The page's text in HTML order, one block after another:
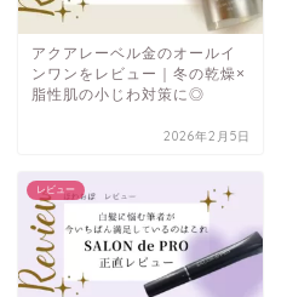
アクアレーベル金のオールイ
ンワンをレビュー｜冬の乾燥×
脂性肌の小じわ対策に◎
2026年2月5日
レビュー